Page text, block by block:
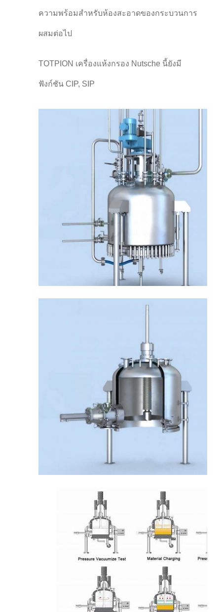
ความพร้อมสําหรับห้องสะอาดของกระบวนการ
ผสมต่อไป
TOTPION เครื่องแห้งกรอง Nutsche นี้ยังมี
ฟังก์ชัน CIP, SIP